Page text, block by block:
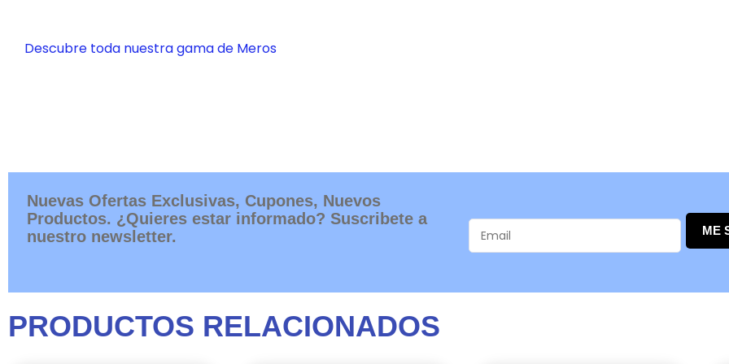
Descubre toda nuestra gama de Meros
Nuevas Ofertas Exclusivas, Cupones, Nuevos
Productos. ¿Quieres estar informado? Suscribete a
nuestro newsletter.
ME
PRODUCTOS RELACIONADOS